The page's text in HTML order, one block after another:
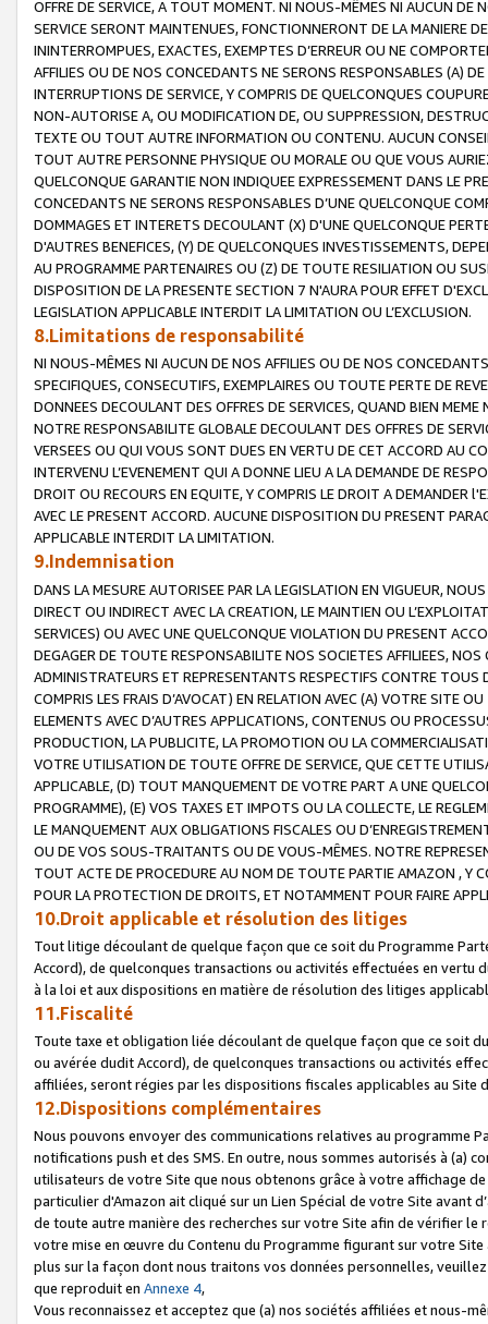
OFFRE DE SERVICE, A TOUT MOMENT. NI NOUS-MÊMES NI AUCUN DE
SERVICE SERONT MAINTENUES, FONCTIONNERONT DE LA MANIERE
ININTERROMPUES, EXACTES, EXEMPTES D’ERREUR OU NE
AFFILIES OU DE NOS CONCEDANTS NE SERONS RESPONSABLES (A)
INTERRUPTIONS DE SERVICE, Y COMPRIS DE QUELCONQUES
NON-AUTORISE A, OU MODIFICATION DE, OU SUPPRESSION,
TEXTE OU TOUT AUTRE INFORMATION OU CONTENU. AUCUN
TOUT AUTRE PERSONNE PHYSIQUE OU MORALE OU QUE VOUS
QUELCONQUE GARANTIE NON INDIQUEE EXPRESSEMENT DANS LE
CONCEDANTS NE SERONS RESPONSABLES D’UNE QUELCONQUE
DOMMAGES ET INTERETS DECOULANT (X) D'UNE QUELCONQUE
D'AUTRES BENEFICES, (Y) DE QUELCONQUES INVESTISSEMENTS,
AU PROGRAMME PARTENAIRES OU (Z) DE TOUTE RESILIATION OU
DISPOSITION DE LA PRESENTE SECTION 7 N'AURA POUR EFFET
LEGISLATION APPLICABLE INTERDIT LA LIMITATION OU L’EXCLUSION.
8.Limitations de responsabilité
NI NOUS-MÊMES NI AUCUN DE NOS AFFILIES OU DE NOS
SPECIFIQUES, CONSECUTIFS, EXEMPLAIRES OU TOUTE PERTE DE
DONNEES DECOULANT DES OFFRES DE SERVICES, QUAND BIEN
NOTRE RESPONSABILITE GLOBALE DECOULANT DES OFFRES DE
VERSEES OU QUI VOUS SONT DUES EN VERTU DE CET ACCORD AU
INTERVENU L’EVENEMENT QUI A DONNE LIEU A LA DEMANDE DE
DROIT OU RECOURS EN EQUITE, Y COMPRIS LE DROIT A DEMANDER
AVEC LE PRESENT ACCORD. AUCUNE DISPOSITION DU PRESENT
APPLICABLE INTERDIT LA LIMITATION.
9.Indemnisation
DANS LA MESURE AUTORISEE PAR LA LEGISLATION EN VIGUEUR,
DIRECT OU INDIRECT AVEC LA CREATION, LE MAINTIEN OU
SERVICES) OU AVEC UNE QUELCONQUE VIOLATION DU PRESENT
DEGAGER DE TOUTE RESPONSABILITE NOS SOCIETES AFFILIEES,
ADMINISTRATEURS ET REPRESENTANTS RESPECTIFS CONTRE
COMPRIS LES FRAIS D’AVOCAT) EN RELATION AVEC (A) VOTRE SITE
ELEMENTS AVEC D’AUTRES APPLICATIONS, CONTENUS OU
PRODUCTION, LA PUBLICITE, LA PROMOTION OU LA
VOTRE UTILISATION DE TOUTE OFFRE DE SERVICE, QUE CETTE
APPLICABLE, (D) TOUT MANQUEMENT DE VOTRE PART A UNE
PROGRAMME), (E) VOS TAXES ET IMPOTS OU LA COLLECTE, LE
LE MANQUEMENT AUX OBLIGATIONS FISCALES OU
OU DE VOS SOUS-TRAITANTS OU DE VOUS-MÊMES. NOTRE
TOUT ACTE DE PROCEDURE AU NOM DE TOUTE PARTIE AMAZON , Y
POUR LA PROTECTION DE DROITS, ET NOTAMMENT POUR FAIRE
10.Droit applicable et résolution des litiges
Tout litige découlant de quelque façon que ce soit du Programme
Accord), de quelconques transactions ou activités effectuées en vertu
à la loi et aux dispositions en matière de résolution des litiges
11.Fiscalité
Toute taxe et obligation liée découlant de quelque façon que ce soit
ou avérée dudit Accord), de quelconques transactions ou activités
affiliées, seront régies par les dispositions fiscales applicables au Site
12.Dispositions complémentaires
Nous pouvons envoyer des communications relatives au programme
notifications push et des SMS. En outre, nous sommes autorisés à
utilisateurs de votre Site que nous obtenons grâce à votre affichage
particulier d'Amazon ait cliqué sur un Lien Spécial de votre Site avant
de toute autre manière des recherches sur votre Site afin de vérifier
votre mise en œuvre du Contenu du Programme figurant sur votre
plus sur la façon dont nous traitons vos données personnelles,
que reproduit en Annexe 4,
Vous reconnaissez et acceptez que (a) nos sociétés affiliées et nous-